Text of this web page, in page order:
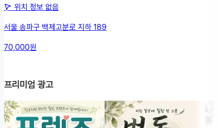
위치 정보 없음
서울 송파구 백제고분로 지하 189
70,000원
프리미엄 광고